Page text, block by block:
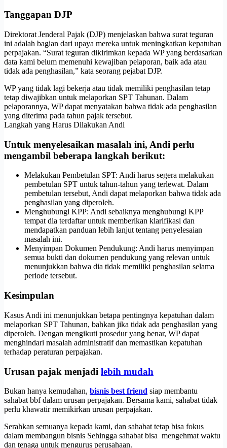
Tanggapan DJP
Direktorat Jenderal Pajak (DJP) menjelaskan bahwa surat teguran
ini adalah bagian dari upaya mereka untuk meningkatkan kepatuhan
perpajakan. “Surat teguran dikirimkan kepada WP yang berdasarkan
data kami belum memenuhi kewajiban pelaporan, baik ada atau
tidak ada penghasilan,” kata seorang pejabat DJP.
WP yang tidak lagi bekerja atau tidak memiliki penghasilan tetap
tetap diwajibkan untuk melaporkan SPT Tahunan. Dalam
pelaporannya, WP dapat menyatakan bahwa tidak ada penghasilan
yang diterima pada tahun pajak tersebut.
Langkah yang Harus Dilakukan Andi
Untuk menyelesaikan masalah ini, Andi perlu
mengambil beberapa langkah berikut:
Melakukan Pembetulan SPT: Andi harus segera melakukan
pembetulan SPT untuk tahun-tahun yang terlewat. Dalam
pembetulan tersebut, Andi dapat melaporkan bahwa tidak ada
penghasilan yang diperoleh.
Menghubungi KPP: Andi sebaiknya menghubungi KPP
tempat dia terdaftar untuk memberikan klarifikasi dan
mendapatkan panduan lebih lanjut tentang penyelesaian
masalah ini.
Menyimpan Dokumen Pendukung: Andi harus menyimpan
semua bukti dan dokumen pendukung yang relevan untuk
menunjukkan bahwa dia tidak memiliki penghasilan selama
periode tersebut.
Kesimpulan
Kasus Andi ini menunjukkan betapa pentingnya kepatuhan dalam
melaporkan SPT Tahunan, bahkan jika tidak ada penghasilan yang
diperoleh. Dengan mengikuti prosedur yang benar, WP dapat
menghindari masalah administratif dan memastikan kepatuhan
terhadap peraturan perpajakan.
Urusan pajak menjadi lebih mudah
Bukan hanya kemudahan, bisnis best friend siap membantu
sahabat bbf dalam urusan perpajakan. Bersama kami, sahabat tidak
perlu khawatir memikirkan urusan perpajakan.
Serahkan semuanya kepada kami, dan sahabat tetap bisa fokus
dalam membangun bisnis Sehingga sahabat bisa mengehmat waktu
dan tenaga untuk mengurus perusahaan.